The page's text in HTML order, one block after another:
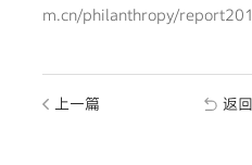
m.cn/philanthropy/
上一篇 返